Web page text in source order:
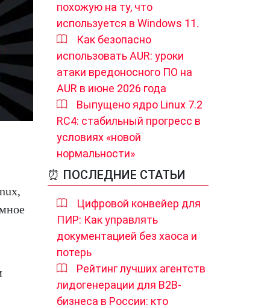
похожую на ту, что
используется в Windows 11.
Как безопасно
использовать AUR: уроки
атаки вредоносного ПО на
AUR в июне 2026 года
Выпущено ядро ​​Linux 7.2
RC4: стабильный прогресс в
условиях «новой
нормальности»
⏰ ПОСЛЕДНИЕ СТАТЬИ
Цифровой конвейер для
ПИР: Как управлять
документацией без хаоса и
потерь
Рейтинг лучших агентств
лидогенерации для B2B-
бизнеса в России: кто